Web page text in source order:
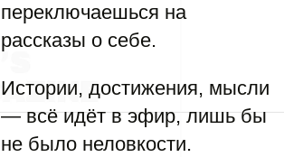
переключаешься на
рассказы о себе.
Истории, достижения, мысли
— всё идёт в эфир, лишь бы
не было неловкости.